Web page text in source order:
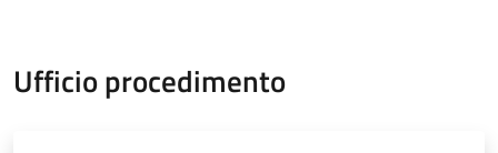
Ufficio procedimento